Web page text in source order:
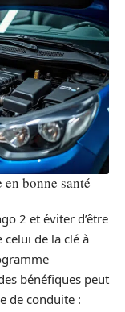
bonne santé
2 et éviter d’être
celui de la clé à
bénéfiques peut
de conduite :